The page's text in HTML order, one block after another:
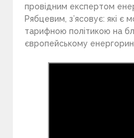
провідним експертом
Рябцевим, з’ясовує: які є
тарифною політикою на
європейському